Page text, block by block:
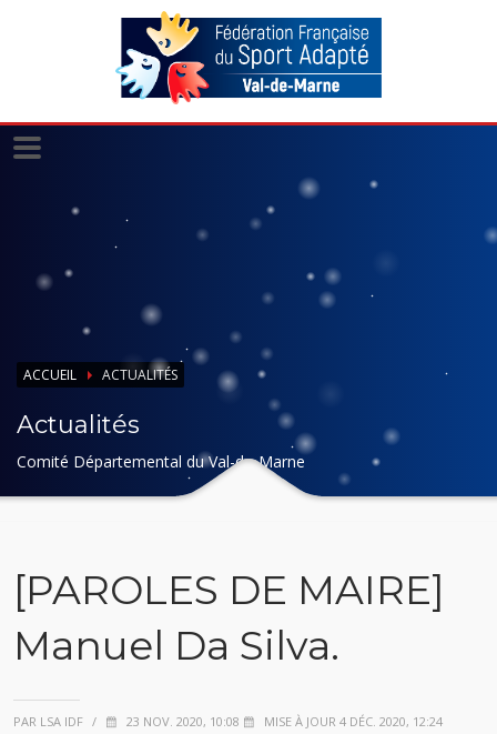
ACCUEIL ACTUALITÉS
Actualités
Comité Départemental du Val-de-Marne
[PAROLES DE MAIRE]
Manuel Da Silva.
PAR LSA IDF / 23 NOV. 2020, 10:08 MISE À JOUR 4 DÉC. 2020, 12:24
Panneau de gestion des cookies